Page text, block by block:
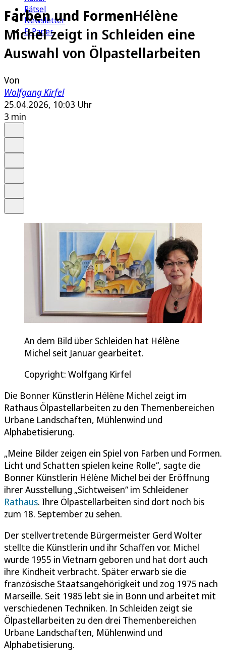
Rätsel
Newsletter
E-Paper
Farben und FormenHélène
Michel zeigt in Schleiden eine
Auswahl von Ölpastellarbeiten
Von
Wolfgang Kirfel
25.04.2026, 10:03 Uhr
3 min
An dem Bild über Schleiden hat Hélène
Michel seit Januar gearbeitet.
Copyright: Wolfgang Kirfel
Die Bonner Künstlerin Hélène Michel zeigt im
Rathaus Ölpastellarbeiten zu den Themenbereichen
Urbane Landschaften, Mühlenwind und
Alphabetisierung.
„Meine Bilder zeigen ein Spiel von Farben und Formen.
Licht und Schatten spielen keine Rolle“, sagte die
Bonner Künstlerin Hélène Michel bei der Eröffnung
ihrer Ausstellung „Sichtweisen“ im Schleidener
Rathaus. Ihre Ölpastellarbeiten sind dort noch bis
zum 18. September zu sehen.
Der stellvertretende Bürgermeister Gerd Wolter
stellte die Künstlerin und ihr Schaffen vor. Michel
wurde 1955 in Vietnam geboren und hat dort auch
ihre Kindheit verbracht. Später erwarb sie die
französische Staatsangehörigkeit und zog 1975 nach
Marseille. Seit 1985 lebt sie in Bonn und arbeitet mit
verschiedenen Techniken. In Schleiden zeigt sie
Ölpastellarbeiten zu den drei Themenbereichen
Urbane Landschaften, Mühlenwind und
Alphabetisierung.